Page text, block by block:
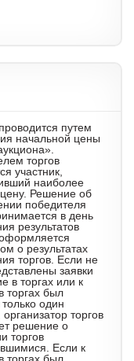
путем
начальной цены
торгов
участник,
наиболее
Решение об
победителя
в день
результатов
о результатах
торгов. Если не
заявки
в торгах или к
торгах был
один
организатор торгов
решение о
торгов
Если к